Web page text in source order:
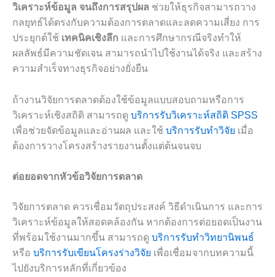
วิเคราะห์ข้อมูล จนถึงการสรุปผล ช่วยให้ธุรกิจสามารถวาง
กลยุทธ์ได้ตรงกับความต้องการตลาดและลดความเสี่ยง การ
ประยุกต์ใช้ เทคนิคเชิงลึก และการศึกษากรณีจริงทำให้
ผลลัพธ์มีความชัดเจน สามารถนำไปใช้งานได้จริง และสร้าง
ความสำเร็จทางธุรกิจอย่างยั่งยืน
ถ้างานวิจัยการตลาดต้องใช้ข้อมูลแบบสอบถามหรือการ
วิเคราะห์เชิงสถิติ สามารถดู บริการรับวิเคราะห์สถิติ SPSS
เพื่อช่วยจัดข้อมูลและอ่านผล และใช้ บริการรับทำวิจัย เมื่อ
ต้องการวางโครงสร้างรายงานตั้งแต่ต้นจนจบ
ต่อยอดจากหัวข้อวิจัยการตลาด
วิจัยการตลาด ควรเชื่อมวัตถุประสงค์ วิธีดำเนินการ และการ
วิเคราะห์ข้อมูลให้สอดคล้องกัน หากต้องการต่อยอดเป็นงาน
ที่พร้อมใช้งานมากขึ้น สามารถดู บริการรับทำวิทยานิพนธ์
หรือ บริการรับเขียนโครงร่างวิจัย เพื่อเชื่อมจากบทความนี้
ไปยังบริการหลักที่เกี่ยวข้อง